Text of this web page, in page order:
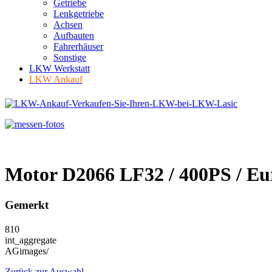
Getriebe
Lenkgetriebe
Achsen
Aufbauten
Fahrerhäuser
Sonstige
LKW Werkstatt
LKW Ankauf
Motor D2066 LF32 / 400PS /
Gemerkt
810
int_aggregate
AGimages/